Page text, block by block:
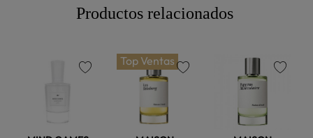
Productos relacionados
Top Ventas